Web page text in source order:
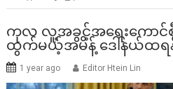
ကုလ လူ့အခွင့်အရေးကောင်
ထွက်မယ့်အမိန့် ဒေါ်နယ်ထ
1 year ago Editor Htein Lin